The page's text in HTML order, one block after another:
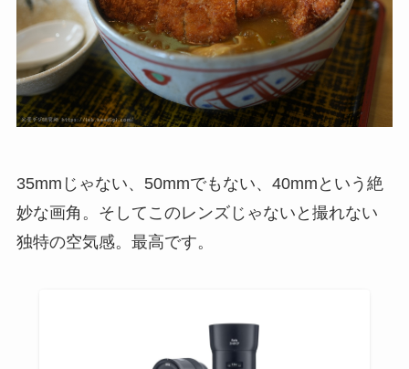
35mmじゃない、50mmでもない、40mmという絶
妙な画角。そしてこのレンズじゃないと撮れない
独特の空気感。最高です。